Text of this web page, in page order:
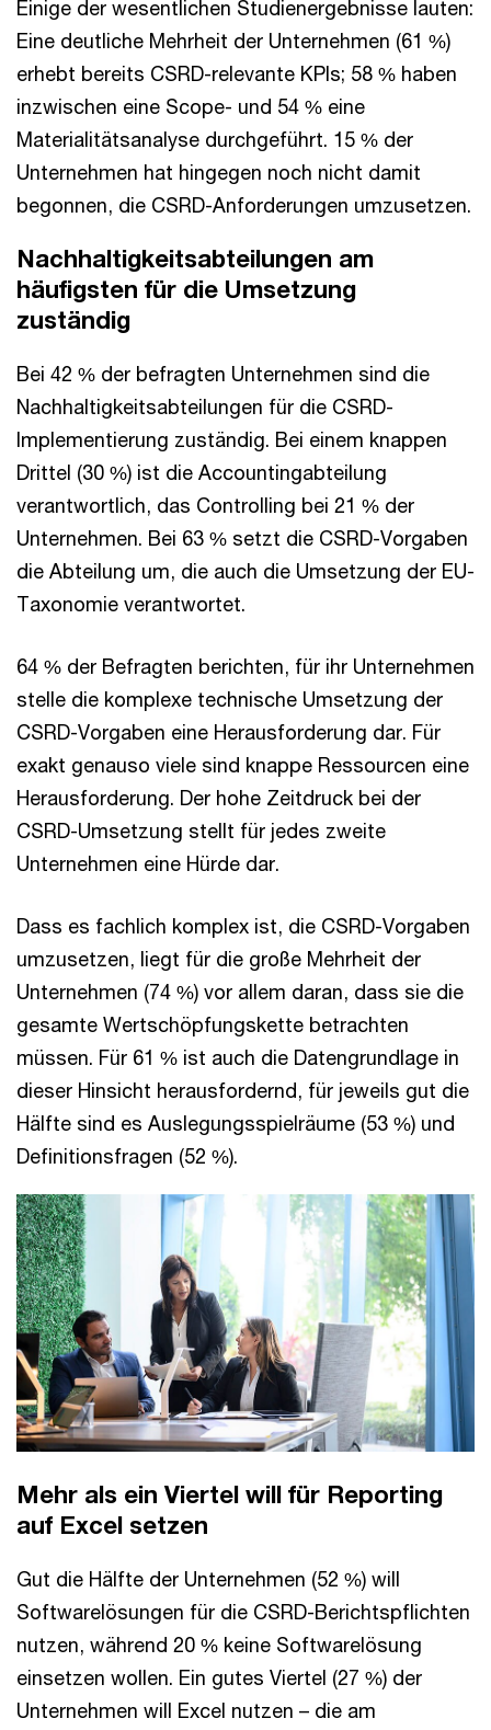
Einige der wesentlichen Studienergebnisse lauten:
Eine deutliche Mehrheit der Unternehmen (61 %)
erhebt bereits CSRD-relevante KPIs; 58 % haben
inzwischen eine Scope- und 54 % eine
Materialitätsanalyse durchgeführt. 15 % der
Unternehmen hat hingegen noch nicht damit
begonnen, die CSRD-Anforderungen umzusetzen.
Nachhaltigkeitsabteilungen am
häufigsten für die Umsetzung
zuständig
Bei 42 % der befragten Unternehmen sind die
Nachhaltigkeitsabteilungen für die CSRD-
Implementierung zuständig. Bei einem knappen
Drittel (30 %) ist die Accountingabteilung
verantwortlich, das Controlling bei 21 % der
Unternehmen. Bei 63 % setzt die CSRD-Vorgaben
die Abteilung um, die auch die Umsetzung der EU-
Taxonomie verantwortet.
64 % der Befragten berichten, für ihr Unternehmen
stelle die komplexe technische Umsetzung der
CSRD-Vorgaben eine Herausforderung dar. Für
exakt genauso viele sind knappe Ressourcen eine
Herausforderung. Der hohe Zeitdruck bei der
CSRD-Umsetzung stellt für jedes zweite
Unternehmen eine Hürde dar.
Dass es fachlich komplex ist, die CSRD-Vorgaben
umzusetzen, liegt für die große Mehrheit der
Unternehmen (74 %) vor allem daran, dass sie die
gesamte Wertschöpfungskette betrachten
müssen. Für 61 % ist auch die Datengrundlage in
dieser Hinsicht herausfordernd, für jeweils gut die
Hälfte sind es Auslegungsspielräume (53 %) und
Definitionsfragen (52 %).
Mehr als ein Viertel will für Reporting
auf Excel setzen
Gut die Hälfte der Unternehmen (52 %) will
Softwarelösungen für die CSRD-Berichtspflichten
nutzen, während 20 % keine Softwarelösung
einsetzen wollen. Ein gutes Viertel (27 %) der
Unternehmen will Excel nutzen – die am